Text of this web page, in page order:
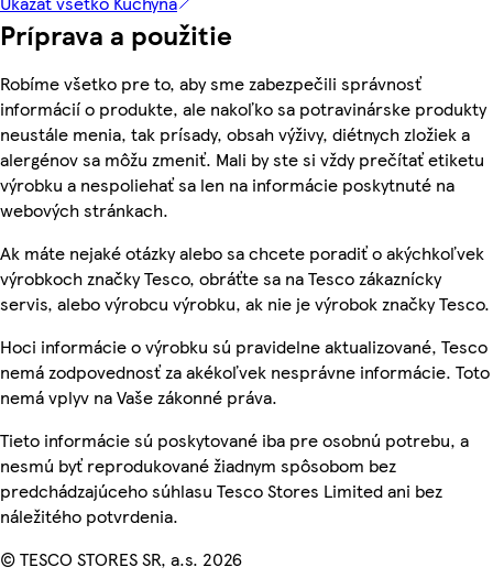
Príprava a použitie
Robíme všetko pre to, aby sme zabezpečili správnosť
informácií o produkte, ale nakoľko sa potravinárske produkty
neustále menia, tak prísady, obsah výživy, diétnych zložiek a
alergénov sa môžu zmeniť. Mali by ste si vždy prečítať etiketu
výrobku a nespoliehať sa len na informácie poskytnuté na
webových stránkach.
Ak máte nejaké otázky alebo sa chcete poradiť o akýchkoľvek
výrobkoch značky Tesco, obráťte sa na Tesco zákaznícky
servis, alebo výrobcu výrobku, ak nie je výrobok značky Tesco.
Hoci informácie o výrobku sú pravidelne aktualizované, Tesco
nemá zodpovednosť za akékoľvek nesprávne informácie. Toto
nemá vplyv na Vaše zákonné práva.
Tieto informácie sú poskytované iba pre osobnú potrebu, a
nesmú byť reprodukované žiadnym spôsobom bez
predchádzajúceho súhlasu Tesco Stores Limited ani bez
náležitého potvrdenia.
© TESCO STORES SR, a.s. 2026